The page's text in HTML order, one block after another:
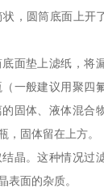
圆筒底面上开
面垫上滤纸，将
一般建议用聚四
固体、液体混合
，固体留在上方。
晶。这种情况过
表面的杂质。